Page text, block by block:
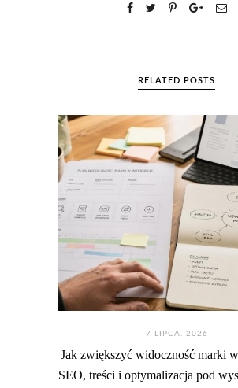
RELATED POSTS
7 LIPCA. 2026
Jak zwiększyć widoczność marki
SEO, treści i optymalizacja pod